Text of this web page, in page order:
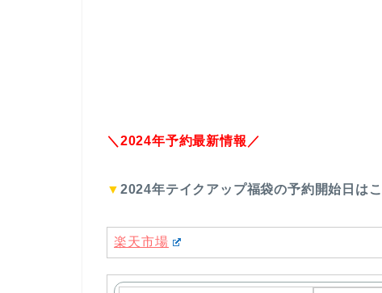
＼2024年予約最新情報／
▼ 2024年テイクアップ福袋の予約開始日は
楽天市場